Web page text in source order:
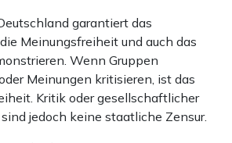
garantiert das
Meinungsfreiheit und auch das
Wenn Gruppen
Meinungen kritisieren, ist das
Kritik oder gesellschaftlicher
jedoch keine staatliche Zensur.